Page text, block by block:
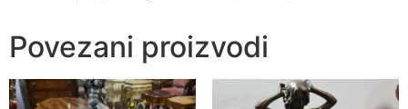
Povezani proizvodi